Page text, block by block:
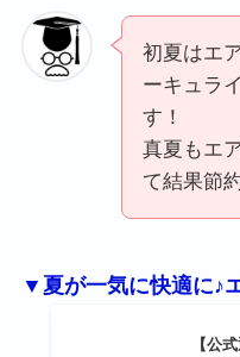
初夏はエ
ーキュラ
す！
真夏もエ
て結果節
▼夏が一気に快適に♪
【公